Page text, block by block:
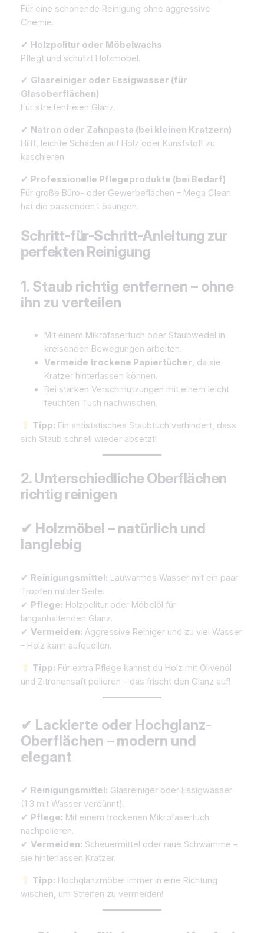
Für eine schonende Reinigung ohne aggressive
Chemie.
✔ Holzpolitur oder Möbelwachs
Pflegt und schützt Holzmöbel.
✔ Glasreiniger oder Essigwasser (für
Glasoberflächen)
Für streifenfreien Glanz.
✔ Natron oder Zahnpasta (bei kleinen Kratzern)
Hilft, leichte Schäden auf Holz oder Kunststoff zu
kaschieren.
✔ Professionelle Pflegeprodukte (bei Bedarf)
Für große Büro- oder Gewerbeflächen – Mega Clean
hat die passenden Lösungen.
Schritt-für-Schritt-Anleitung zur
perfekten Reinigung
1. Staub richtig entfernen – ohne
ihn zu verteilen
Mit einem Mikrofasertuch oder Staubwedel in
kreisenden Bewegungen arbeiten.
Vermeide trockene Papiertücher, da sie
Kratzer hinterlassen können.
Bei starken Verschmutzungen mit einem leicht
feuchten Tuch nachwischen.
Tipp: Ein antistatisches Staubtuch verhindert, dass
sich Staub schnell wieder absetzt!
2. Unterschiedliche Oberflächen
richtig reinigen
✔ Holzmöbel – natürlich und
langlebig
✔ Reinigungsmittel: Lauwarmes Wasser mit ein paar
Tropfen milder Seife.
✔ Pflege: Holzpolitur oder Möbelöl für
langanhaltenden Glanz.
✔ Vermeiden: Aggressive Reiniger und zu viel Wasser
– Holz kann aufquellen.
Tipp: Für extra Pflege kannst du Holz mit Olivenöl
und Zitronensaft polieren – das frischt den Glanz auf!
✔ Lackierte oder Hochglanz-
Oberflächen – modern und
elegant
✔ Reinigungsmittel: Glasreiniger oder Essigwasser
(1:3 mit Wasser verdünnt).
✔ Pflege: Mit einem trockenen Mikrofasertuch
nachpolieren.
✔ Vermeiden: Scheuermittel oder raue Schwämme –
sie hinterlassen Kratzer.
Tipp: Hochglanzmöbel immer in eine Richtung
wischen, um Streifen zu vermeiden!